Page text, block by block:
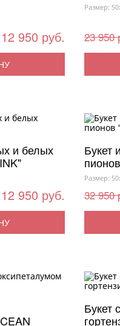
12 950 руб.
Размер:
23 950
и белых
12 950 руб.
Букет
Размер:
32 950
Букет